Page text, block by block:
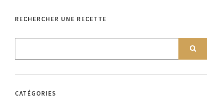
RECHERCHER UNE RECETTE
CATÉGORIES